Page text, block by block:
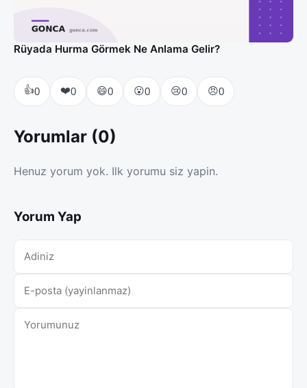
Rüyada Hurma Görmek Ne Anlama Gelir?
👍0 ❤️0 😄0 😮0 😢0 😠0
Yorumlar (0)
Henuz yorum yok. Ilk yorumu siz yapin.
Yorum Yap